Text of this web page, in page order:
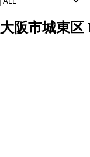
大阪市城東区